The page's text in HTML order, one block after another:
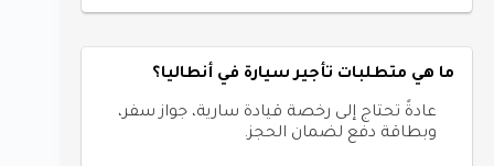
ما هي متطلبات تأجير سيارة في أنطاليا؟
عادةً تحتاج إلى رخصة قيادة سارية، جواز سفر،
وبطاقة دفع لضمان الحجز.